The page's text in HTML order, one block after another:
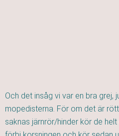
Och det insåg vi var en bra grej,
mopedisterna. För om det är
saknas järnrör/hinder kör de